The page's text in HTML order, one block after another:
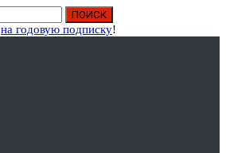
на годовую подписку!